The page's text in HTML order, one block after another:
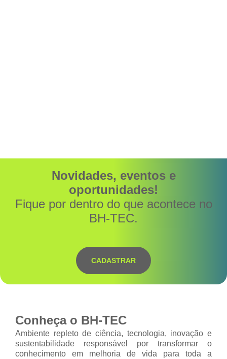
Novidades, eventos e
oportunidades!
Fique por dentro do que acontece no
BH-TEC.
CADASTRAR
Conheça o BH-TEC
Ambiente repleto de ciência, tecnologia, inovação e
sustentabilidade responsável por transformar o
conhecimento em melhoria de vida para toda a